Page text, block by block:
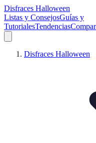
Disfraces Halloween
Listas y ConsejosGuías y
TutorialesTendencias
Disfraces Halloween